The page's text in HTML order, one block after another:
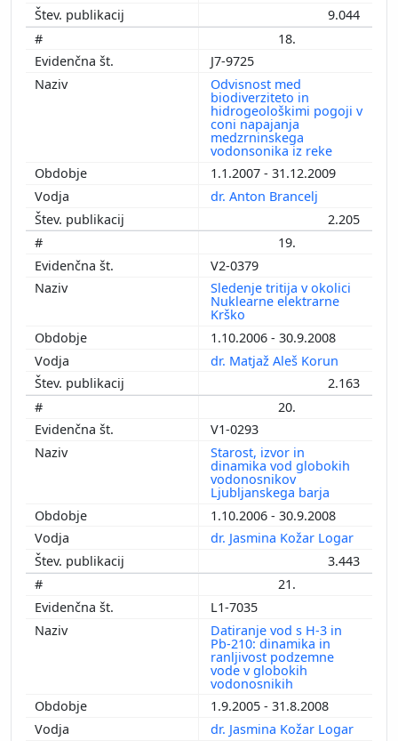
9.044
18.
J7-9725
Odvisnost med
biodiverziteto in
hidrogeološkimi pogoji v
coni napajanja
medzrninskega
vodonsonika iz reke
1.1.2007 - 31.12.2009
dr. Anton Brancelj
2.205
19.
V2-0379
Sledenje tritija v okolici
Nuklearne elektrarne
Krško
1.10.2006 - 30.9.2008
dr. Matjaž Aleš Korun
2.163
20.
V1-0293
Starost, izvor in
dinamika vod globokih
vodonosnikov
Ljubljanskega barja
1.10.2006 - 30.9.2008
dr. Jasmina Kožar Logar
3.443
21.
L1-7035
Datiranje vod s H-3 in
Pb-210: dinamika in
ranljivost podzemne
vode v globokih
vodonosnikih
1.9.2005 - 31.8.2008
dr. Jasmina Kožar Logar